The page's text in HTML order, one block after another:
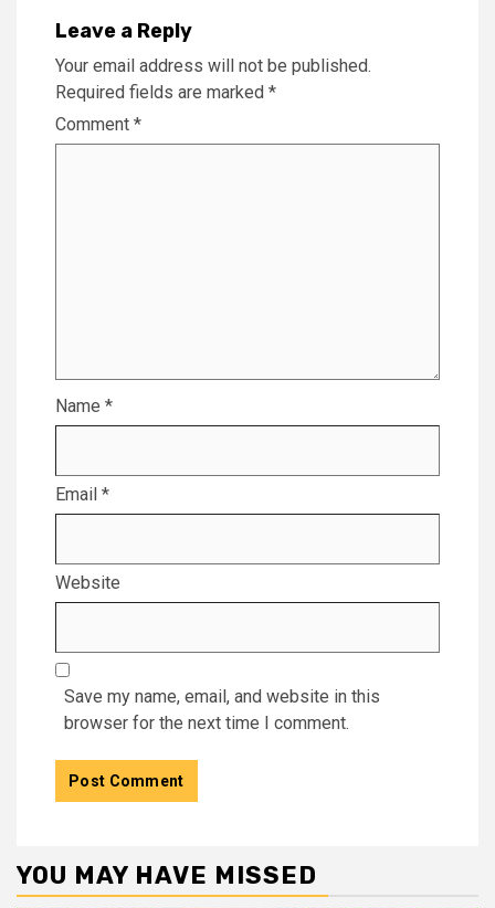
Leave a Reply
Your email address will not be published.
Required fields are marked *
Comment *
Name *
Email *
Website
Save my name, email, and website in this
browser for the next time I comment.
YOU MAY HAVE MISSED